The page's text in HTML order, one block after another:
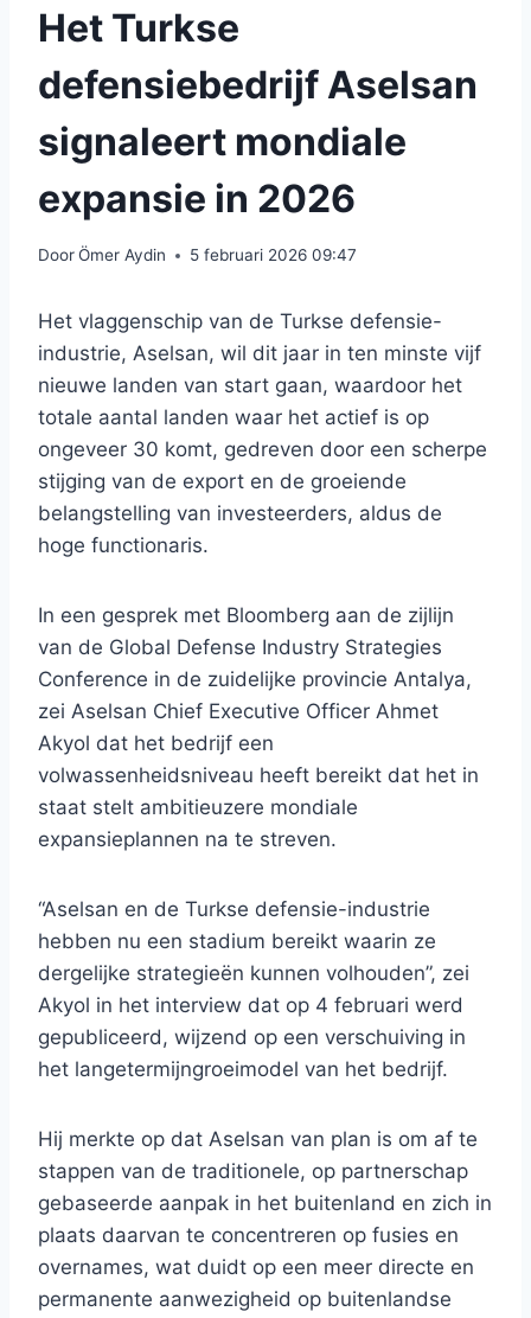
Het Turkse
defensiebedrijf Aselsan
signaleert mondiale
expansie in 2026
DoorÖmer Aydin 5 februari 2026 09:47
Het vlaggenschip van de Turkse defensie-
industrie, Aselsan, wil dit jaar in ten minste vijf
nieuwe landen van start gaan, waardoor het
totale aantal landen waar het actief is op
ongeveer 30 komt, gedreven door een scherpe
stijging van de export en de groeiende
belangstelling van investeerders, aldus de
hoge functionaris.
In een gesprek met Bloomberg aan de zijlijn
van de Global Defense Industry Strategies
Conference in de zuidelijke provincie Antalya,
zei Aselsan Chief Executive Officer Ahmet
Akyol dat het bedrijf een
volwassenheidsniveau heeft bereikt dat het in
staat stelt ambitieuzere mondiale
expansieplannen na te streven.
“Aselsan en de Turkse defensie-industrie
hebben nu een stadium bereikt waarin ze
dergelijke strategieën kunnen volhouden”, zei
Akyol in het interview dat op 4 februari werd
gepubliceerd, wijzend op een verschuiving in
het langetermijngroeimodel van het bedrijf.
Hij merkte op dat Aselsan van plan is om af te
stappen van de traditionele, op partnerschap
gebaseerde aanpak in het buitenland en zich in
plaats daarvan te concentreren op fusies en
overnames, wat duidt op een meer directe en
permanente aanwezigheid op buitenlandse